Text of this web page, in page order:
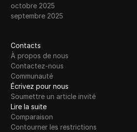
octobre 2025
septembre 2025
Contacts
À propos de nous
Contactez-nous
Communauté
Écrivez pour nous
Soumettre un article invité
Lire la suite
Comparaison
Contourner les restrictions